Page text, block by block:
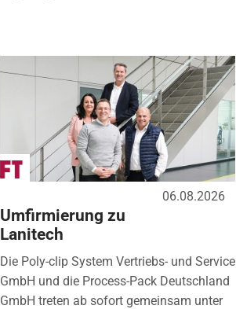
06.08.2026
Umfirmierung zu
Lanitech
Die Poly-clip System Vertriebs- und Service
GmbH und die Process-Pack Deutschland
GmbH treten ab sofort gemeinsam unter